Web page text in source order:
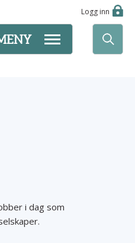
Logg inn
i dag som